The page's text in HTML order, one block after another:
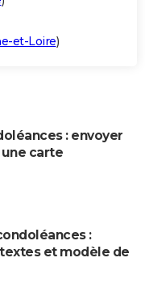
et-Loire)
: envoyer
carte
:
et modèle de